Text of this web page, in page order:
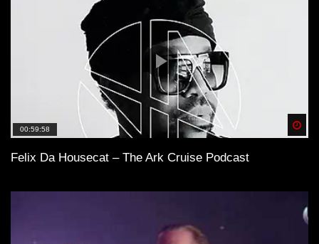
00:59:58
Felix Da Housecat – The Ark Cruise Podcast